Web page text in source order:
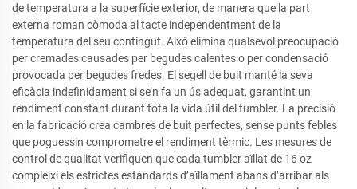
de temperatura a la superfície exterior, de manera que la part
externa roman còmoda al tacte independentment de la
temperatura del seu contingut. Això elimina qualsevol preocupació
per cremades causades per begudes calentes o per condensació
provocada per begudes fredes. El segell de buit manté la seva
eficàcia indefinidament si se’n fa un ús adequat, garantint un
rendiment constant durant tota la vida útil del tumbler. La precisió
en la fabricació crea cambres de buit perfectes, sense punts febles
que poguessin comprometre el rendiment tèrmic. Les mesures de
control de qualitat verifiquen que cada tumbler aïllat de 16 oz
compleixi els estrictes estàndards d’aïllament abans d’arribar als